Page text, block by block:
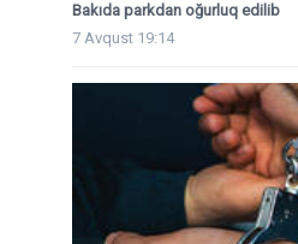
Bakıda parkdan oğurluq edilib
7 Avqust 19:14